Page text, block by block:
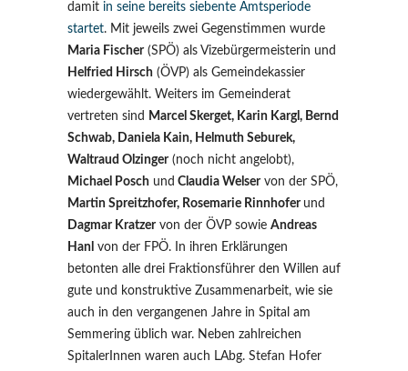
damit in seine bereits siebente Amtsperiode
startet. Mit jeweils zwei Gegenstimmen wurde
Maria Fischer(SPÖ) als Vizebürgermeisterin und
Helfried Hirsch (ÖVP) als Gemeindekassier
wiedergewählt. Weiters im Gemeinderat
vertreten sind Marcel Skerget, Karin Kargl, Bernd
Schwab, Daniela Kain, Helmuth Seburek,
Waltraud Olzinger(noch nicht angelobt),
Michael Posch und Claudia Welservon der SPÖ,
Martin Spreitzhofer, Rosemarie Rinnhofer und
Dagmar Kratzervon der ÖVP sowie Andreas
Hanl von der FPÖ. In ihren Erklärungen
betonten alle drei Fraktionsführer den Willen auf
gute und konstruktive Zusammenarbeit, wie sie
auch in den vergangenen Jahre in Spital am
Semmering üblich war. Neben zahlreichen
SpitalerInnen waren auch LAbg. Stefan Hofer